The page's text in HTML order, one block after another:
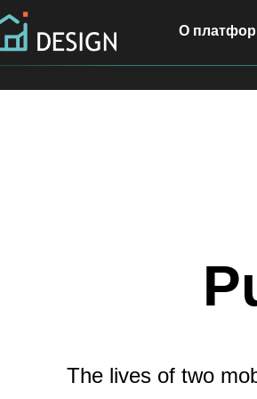
О
The lives of two